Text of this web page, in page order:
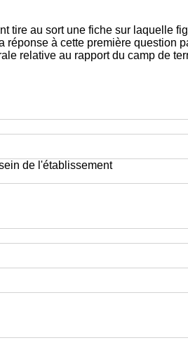
tire au sort une fiche sur laquelle
à cette première question
relative au rapport du camp de
de l'établissement